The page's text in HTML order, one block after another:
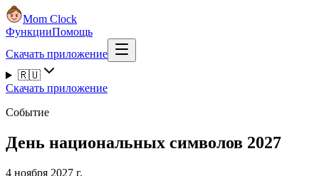
Mom Clock
ФункцииПомощь
Скачать приложение
🇷🇺
Скачать приложение
Событие
День национальных символов 2027
4 ноября 2027 г.